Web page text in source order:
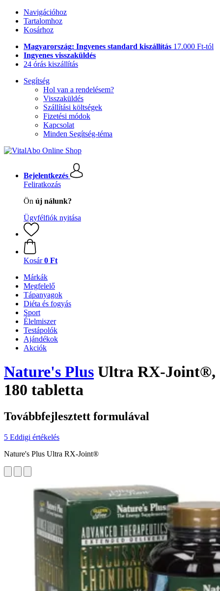
Navigációhoz
Tartalomhoz
Kosárhoz
Magyarország: Ingyenes standard kiszállítás 17.000 Ft-tól
Ingyenes visszaküldés
24 órás kiszállítás
Segítség
Hol van a rendelésem?
Visszaküldés
Szállítási költségek
Fizetési módok
Kapcsolat
Minden Segítség-téma
Bejelentkezés
Feliratkozás
Ön új nálunk?
Ügyfélfiók nyitása
Kosár 0 Ft
Márkák
Megfelelő
Tápanyagok
Diéta és fogyás
Sport
Élelmiszer
Testápolók
Ajándékok
Akciók
Nature's Plus Ultra RX-Joint®,
180 tabletta
Továbbfejlesztett formulával
5 Eddigi értékelés
Nature's Plus Ultra RX-Joint®